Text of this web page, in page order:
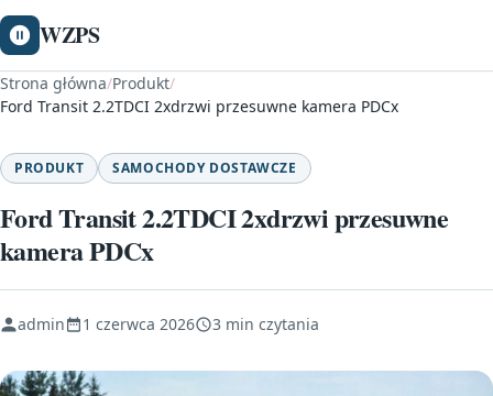
WZPS
Strona główna/Produkt/
Ford Transit 2.2TDCI 2xdrzwi przesuwne kamera PDCx
PRODUKT SAMOCHODY DOSTAWCZE
Ford Transit 2.2TDCI 2xdrzwi przesuwne
kamera PDCx
admin 1 czerwca 2026 3 min czytania